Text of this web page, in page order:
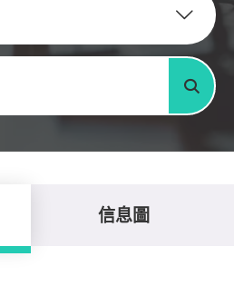
搜尋
信息圖